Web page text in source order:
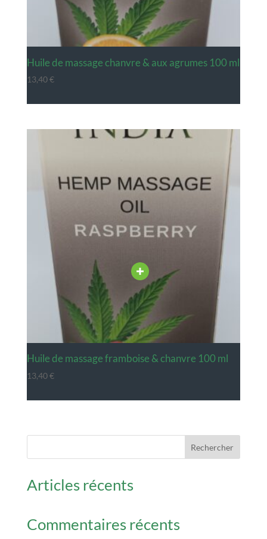
huile de massage chanvre & aux agrumes 100 ml
13,40€
huile de massage framboise & chanvre 100 ml
13,40€
Rechercher
Articles récents
Commentaires récents